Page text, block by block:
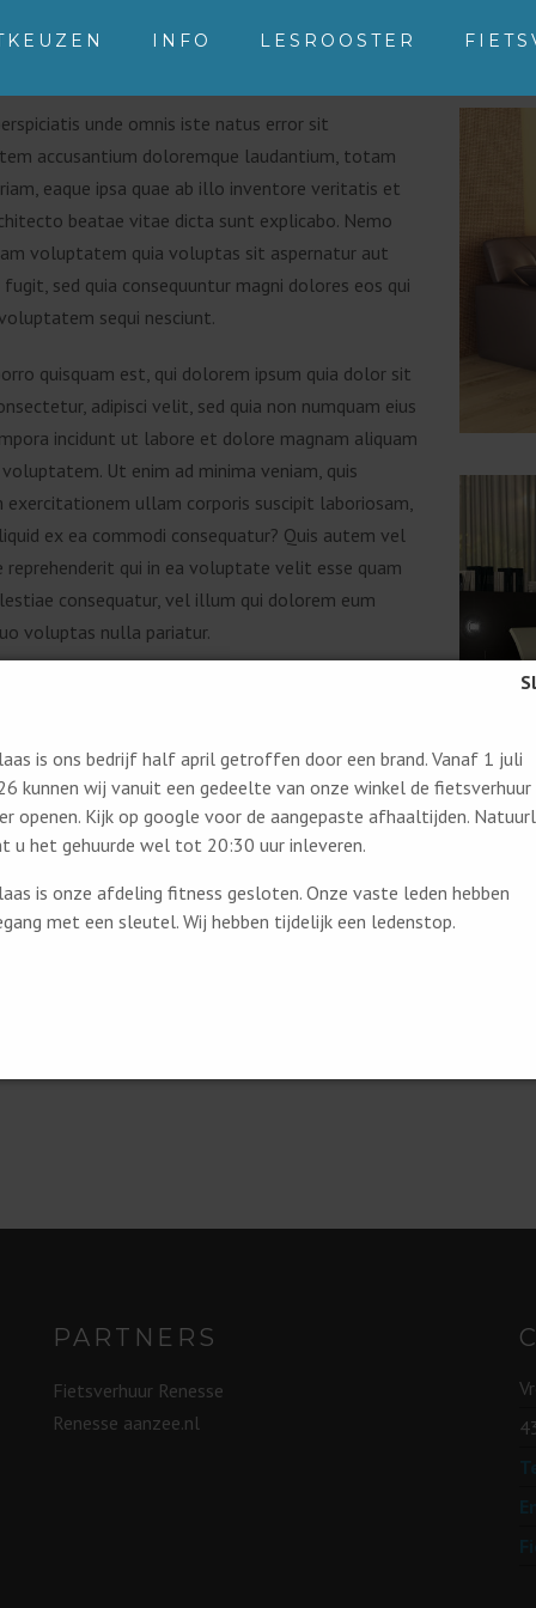
INFO LESROOSTER
unde omnis iste natus error sit
accusantium doloremque laudantium, totam
eaque ipsa quae ab illo inventore veritatis et
beatae vitae dicta sunt explicabo. Nemo
voluptatem quia voluptas sit aspernatur aut
sed quia consequuntur magni dolores eos qui
sequi nesciunt.
quisquam est, qui dolorem ipsum quia dolor sit
adipisci velit, sed quia non numquam eius
incidunt ut labore et dolore magnam aliquam
Ut enim ad minima veniam, quis
exercitationem ullam corporis suscipit laboriosam,
ex ea commodi consequatur? Quis autem vel
reprehenderit qui in ea voluptate velit esse quam
consequatur, vel illum qui dolorem eum
voluptas nulla pariatur.
dolor sit amet, consectetur adipiscing elit, sed
tempor incididunt ut labore et dolore magna
enim ad minim veniam, quis nostrud exercitation
nisi ut aliquip ex ea commodo consequat.
irure dolor in reprehenderit in voluptate velit esse
eu fugiat nulla pariatur. Excepteur sint
cupidatat non proident, sunt in culpa qui officia
mollit anim id est laborum.
PARTNERS
Fietsverhuur Renesse
Renesse aanzee.nl
is ons bedrijf half april getroffen door een brand. Vanaf 1 juli
kunnen wij vanuit een gedeelte van onze winkel de fietsverhuur
openen. Kijk op google voor de aangepaste afhaaltijden.
u het gehuurde wel tot 20:30 uur inleveren.
is onze afdeling fitness gesloten. Onze vaste leden hebben
met een sleutel. Wij hebben tijdelijk een ledenstop.